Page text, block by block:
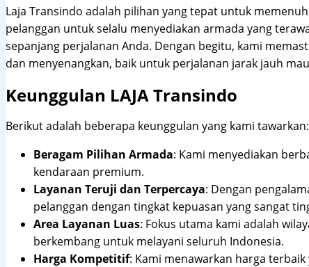
Laja Transindo adalah pilihan yang tepat untuk
pelanggan untuk selalu menyediakan armada yang
sepanjang perjalanan Anda. Dengan begitu, kami
dan menyenangkan, baik untuk perjalanan jarak jauh
Keunggulan LAJA Transindo
Berikut adalah beberapa keunggulan yang kami tawarkan:
Beragam Pilihan Armada: Kami menyediakan
kendaraan premium.
Layanan Teruji dan Terpercaya: Dengan
pelanggan dengan tingkat kepuasan yang sangat
Area Layanan Luas: Fokus utama kami adalah
berkembang untuk melayani seluruh Indonesia.
Harga Kompetitif: Kami menawarkan harga